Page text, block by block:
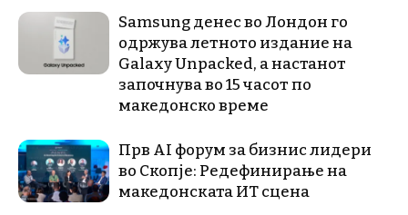
Samsung денес во Лондон го
одржува летното издание на
Galaxy Unpacked, a настанот
започнува во 15 часот по
македонско време
Прв AI форум за бизнис лидери
во Скопје: Редефинирање на
македонската ИТ сцена